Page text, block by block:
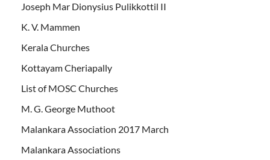
Joseph Mar Dionysius Pulikkottil II
K. V. Mammen
Kerala Churches
Kottayam Cheriapally
List of MOSC Churches
M. G. George Muthoot
Malankara Association 2017 March
Malankara Associations